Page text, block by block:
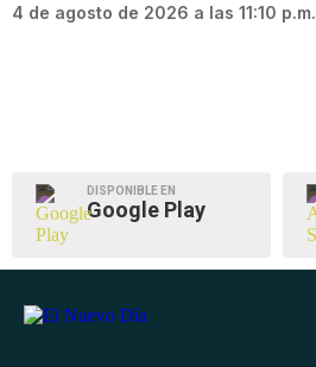
4 de agosto de 2026 a las 11:10 p.m.
DISPONIBLE EN
Google Play